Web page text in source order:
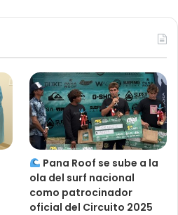
Pana Roof se sube a la
ola del surf nacional
como patrocinador
oficial del Circuito 2025